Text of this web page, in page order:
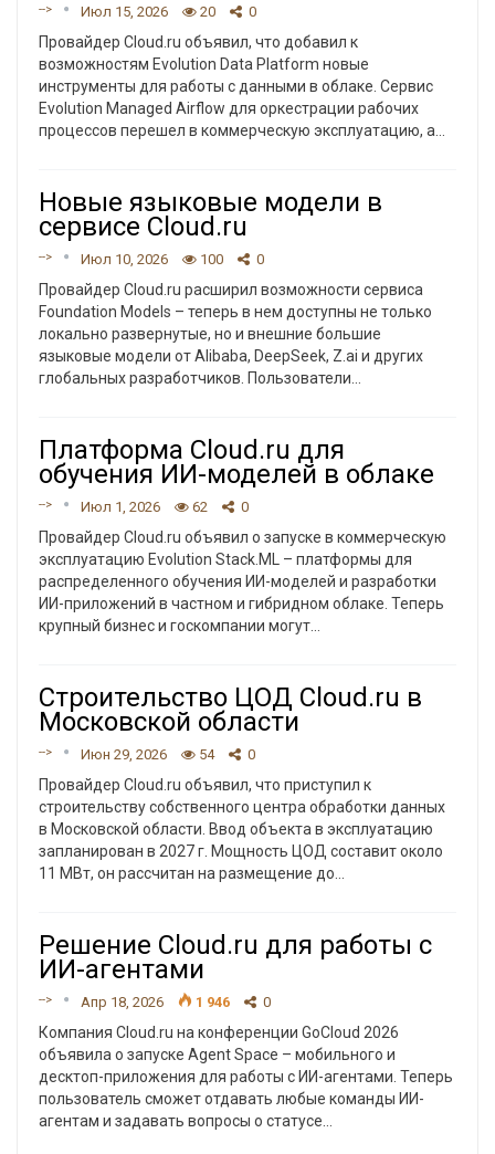
--> Июл 15, 2026 20 0
Провайдер Cloud.ru объявил, что добавил к
возможностям Evolution Data Platform новые
инструменты для работы с данными в облаке. Сервис
Evolution Managed Airflow для оркестрации рабочих
процессов перешел в коммерческую эксплуатацию, а
Новые языковые модели в
сервисе Cloud.ru
--> Июл 10, 2026 100 0
Провайдер Cloud.ru расширил возможности сервиса
Foundation Models – теперь в нем доступны не только
локально развернутые, но и внешние большие
языковые модели от Alibaba, DeepSeek, Z.ai и других
глобальных разработчиков. Пользователи
Платформа Cloud.ru для
обучения ИИ-моделей в облаке
--> Июл 1, 2026 62 0
Провайдер Cloud.ru объявил о запуске в коммерческую
эксплуатацию Evolution Stack.ML – платформы для
распределенного обучения ИИ-моделей и разработки
ИИ-приложений в частном и гибридном облаке. Теперь
крупный бизнес и госкомпании могут
Строительство ЦОД Cloud.ru в
Московской области
--> Июн 29, 2026 54 0
Провайдер Cloud.ru объявил, что приступил к
строительству собственного центра обработки данных
в Московской области. Ввод объекта в эксплуатацию
запланирован в 2027 г. Мощность ЦОД составит около
11 МВт, он рассчитан на размещение до
Решение Cloud.ru для работы с
ИИ-агентами
--> Апр 18, 2026 1 946 0
Компания Cloud.ru на конференции GoCloud 2026
объявила о запуске Agent Space – мобильного и
десктоп-приложения для работы с ИИ-агентами. Теперь
пользователь сможет отдавать любые команды ИИ-
агентам и задавать вопросы о статусе